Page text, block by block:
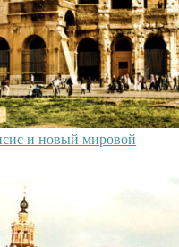
и новый мировой